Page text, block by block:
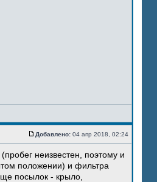
Добавлено: 04 апр 2018, 02:24
неизвестен, поэтому и
положении) и фильтра
посылок - крыло,